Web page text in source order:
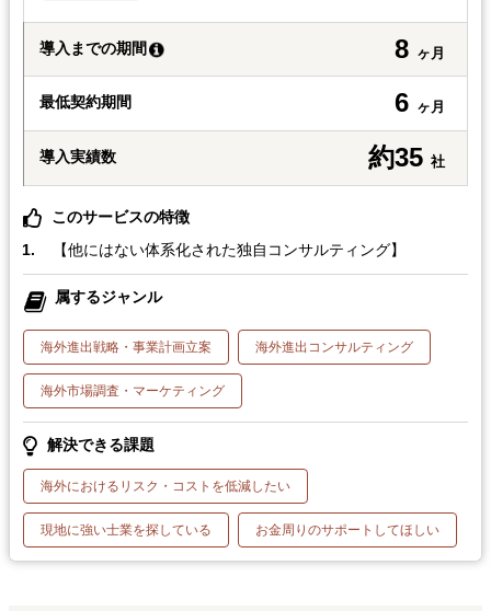
導入までの期間 8 ヶ月
最低契約期間 6 ヶ月
導入実績数 約35 社
このサービスの特徴
【他にはない体系化された独自コンサルティング】
属するジャンル
海外進出戦略・事業計画立案 海外進出コンサルティング
海外市場調査・マーケティング
解決できる課題
海外におけるリスク・コストを低減したい
現地に強い士業を探している お金周りのサポートしてほしい